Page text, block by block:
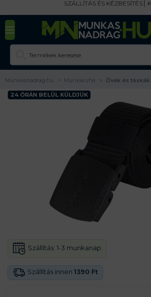
SZÁLLÍTÁS ÉS KÉZBESÍTÉS
Munkasnadrag.hu Munkaruha Övek és táskák
24 ÓRÁN BELÜL KÜLDJÜK
Szállítás innen 1390 Ft
Szállítás: 1-3 munkanap